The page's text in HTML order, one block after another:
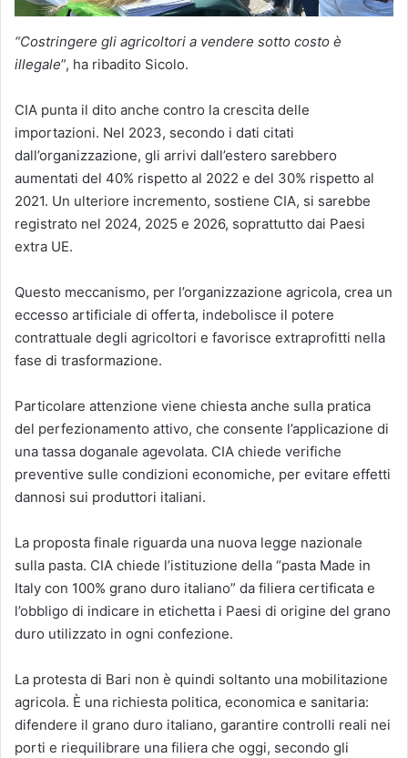
“Costringere gli agricoltori a vendere sotto costo è
illegale”, ha ribadito Sicolo.
CIA punta il dito anche contro la crescita delle
importazioni. Nel 2023, secondo i dati citati
dall’organizzazione, gli arrivi dall’estero sarebbero
aumentati del 40% rispetto al 2022 e del 30% rispetto al
2021. Un ulteriore incremento, sostiene CIA, si sarebbe
registrato nel 2024, 2025 e 2026, soprattutto dai Paesi
extra UE.
Questo meccanismo, per l’organizzazione agricola, crea un
eccesso artificiale di offerta, indebolisce il potere
contrattuale degli agricoltori e favorisce extraprofitti nella
fase di trasformazione.
Particolare attenzione viene chiesta anche sulla pratica
del perfezionamento attivo, che consente l’applicazione di
una tassa doganale agevolata. CIA chiede verifiche
preventive sulle condizioni economiche, per evitare effetti
dannosi sui produttori italiani.
La proposta finale riguarda una nuova legge nazionale
sulla pasta. CIA chiede l’istituzione della “pasta Made in
Italy con 100% grano duro italiano” da filiera certificata e
l’obbligo di indicare in etichetta i Paesi di origine del grano
duro utilizzato in ogni confezione.
La protesta di Bari non è quindi soltanto una mobilitazione
agricola. È una richiesta politica, economica e sanitaria:
difendere il grano duro italiano, garantire controlli reali nei
porti e riequilibrare una filiera che oggi, secondo gli